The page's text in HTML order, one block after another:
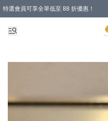
特選會員可享全單低至 88 折優惠！
購物滿 HKD 1000.00即享免運費優惠！